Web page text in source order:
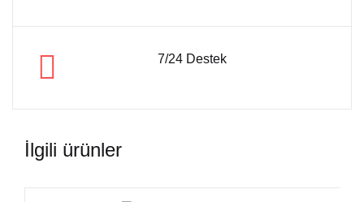
7/24 Destek
İlgili ürünler